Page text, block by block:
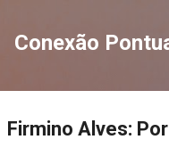
Conexão
Firmino Alves: